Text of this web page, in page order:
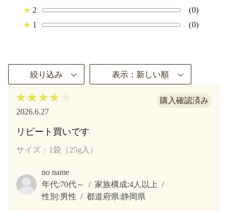
★ 2
(0)
★ 1 (0)
絞り込み 表示：新しい順
2026.6.27
リピート買いです
サイズ：1袋（25g入）
no name
年代:70代～ 家族構成:4人以上
性別:男性 都道府県:静岡県